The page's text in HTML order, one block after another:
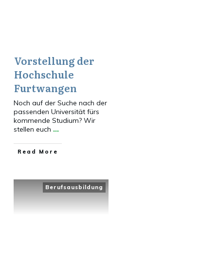
Vorstellung der
Hochschule
Furtwangen
Noch auf der Suche nach der
passenden Universität fürs
kommende Studium? Wir
stellen euch ...
​Read More
Berufsausbildung